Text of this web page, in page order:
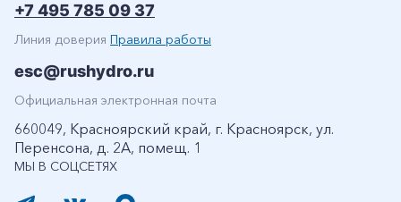
МЫ В СОЦСЕТЯХ
+7 495 785 09 37
Линия доверия Правила работы
esc@rushydro.ru
Официальная электронная почта
660049, Красноярский край, г. Красноярск, ул.
Перенсона, д. 2А, помещ. 1